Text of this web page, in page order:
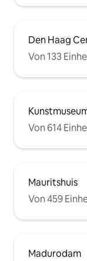
Den Haag
Von 133
Von 614
Mauritshuis
Von 459
Madurodam